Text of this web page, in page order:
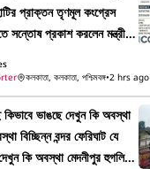
প্রাক্তন তৃণমূল কংগ্রেস
সন্তোষ প্রকাশ করলেন মন্ত্রী অ
ঘটনায় সনৎ দে-র বিরুদ্ধে ওঠা
উপর হামলার প্রসঙ্গে এই
স্বস্তি এসেছে।
কলকাতা, কলকাতা, পশ্চিমবঙ্গ•2 hrs ago
কিভাবে ভাঙছে দেখুন কি অবস্থা
বন্দর ফেরিঘাট যে
কি অবস্থা মেদনীপুর হুগলি